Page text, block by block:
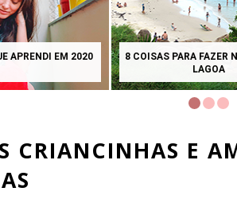
APRENDI EM 2020
8 COISAS PARA FAZER
LAGOA
CRIANCINHAS E